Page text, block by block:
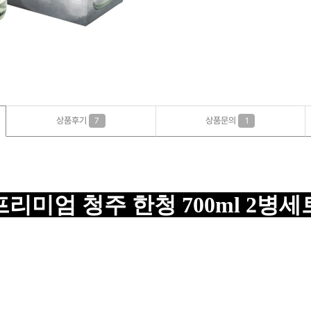
상품후기 7 상품문의 1
리미엄 청주 한청 700ml 2병세